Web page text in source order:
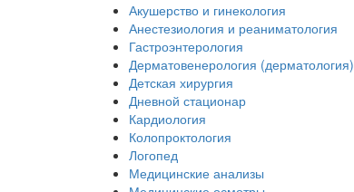
Акушерство и гинекология
Анестезиология и реаниматология
Гастроэнтерология
Дерматовенерология (дерматология)
Детская хирургия
Дневной стационар
Кардиология
Колопроктология
Логопед
Медицинские анализы